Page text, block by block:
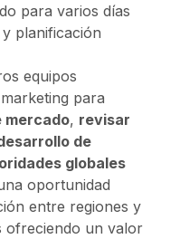
para varios días
planificación
equipos
para
mercado, revisar
de
globales
oportunidad
entre regiones y
ofreciendo un valor